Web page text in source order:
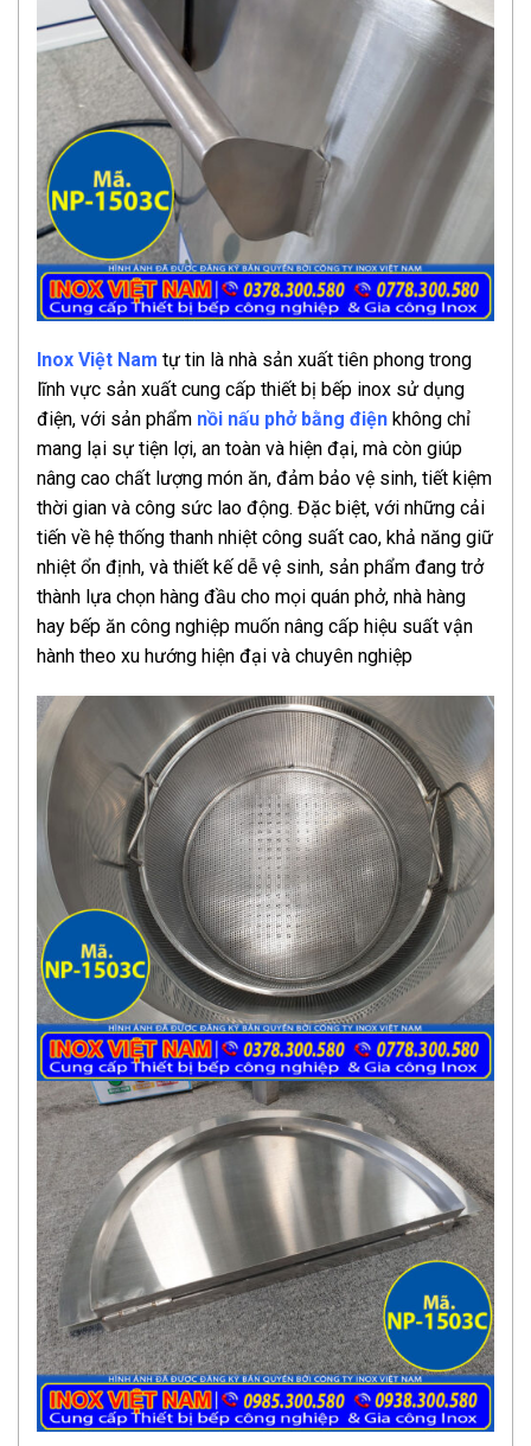
Inox Việt Nam tự tin là nhà sản xuất tiên phong trong
lĩnh vực sản xuất cung cấp thiết bị bếp inox sử dụng
điện, với sản phẩm nồi nấu phở bằng điện không chỉ
mang lại sự tiện lợi, an toàn và hiện đại, mà còn giúp
nâng cao chất lượng món ăn, đảm bảo vệ sinh, tiết kiệm
thời gian và công sức lao động. Đặc biệt, với những cải
tiến về hệ thống thanh nhiệt công suất cao, khả năng giữ
nhiệt ổn định, và thiết kế dễ vệ sinh, sản phẩm đang trở
thành lựa chọn hàng đầu cho mọi quán phở, nhà hàng
hay bếp ăn công nghiệp muốn nâng cấp hiệu suất vận
hành theo xu hướng hiện đại và chuyên nghiệp